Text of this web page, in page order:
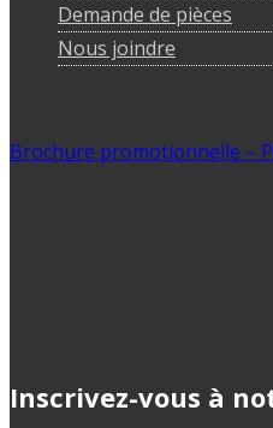
Demande de pièces
Nous joindre
Brochure promotionnelle –
Inscrivez-vous à